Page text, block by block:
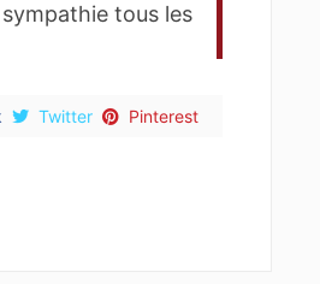
tous les
Twitter Pinterest